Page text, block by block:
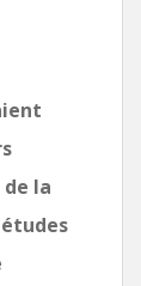
la